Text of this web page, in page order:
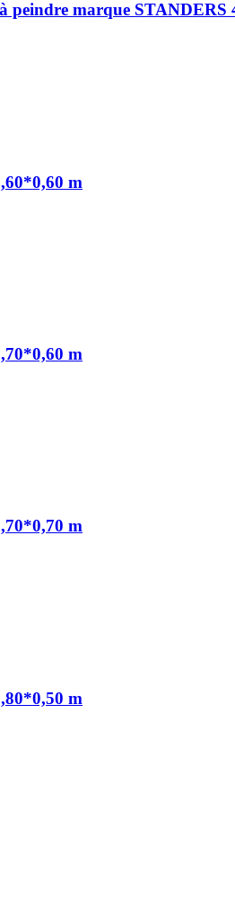
peindre marque STANDERS
m
m
m
m